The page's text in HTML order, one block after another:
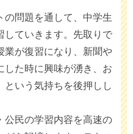
の問題を通して、中学生
していきます。先取りで
業が復習になり、新聞や
した時に興味が湧き、お
という気持ちを後押しし
公民の学習内容を高速の